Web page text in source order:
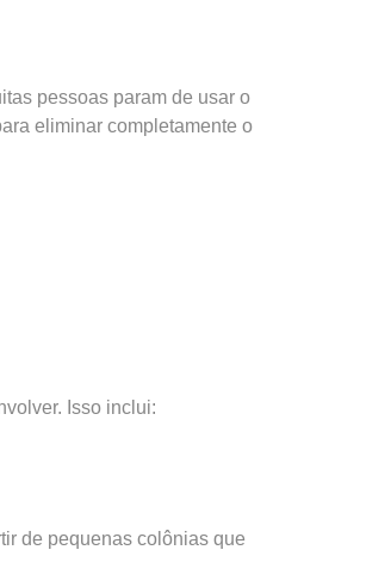
pessoas param de usar o
eliminar completamente o
Isso inclui:
de pequenas colônias que